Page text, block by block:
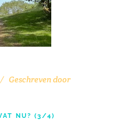
Geschreven door
NU? (3/4)